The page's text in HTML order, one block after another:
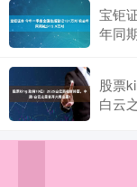
宝钜
年同
股票
白云